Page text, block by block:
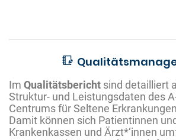
Im Qualitätsbericht sind detailliert
Struktur- und Leistungsdaten des
Centrums für Seltene
Damit können sich Patientinnen
Krankenkassen und Ärzt*‘innen